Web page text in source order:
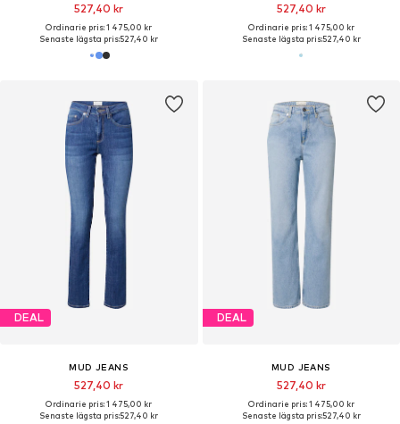
527,40 kr
Ordinarie pris: 1 475,00 kr
Senaste lägsta pris:527,40 kr
527,40 kr
Ordinarie pris: 1 475,00 kr
Senaste lägsta pris:527,40 kr
DEAL
MUD JEANS
527,40 kr
Ordinarie pris: 1 475,00 kr
Senaste lägsta pris:527,40 kr
DEAL
MUD JEANS
527,40 kr
Ordinarie pris: 1 475,00 kr
Senaste lägsta pris:527,40 kr